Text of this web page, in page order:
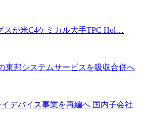
スが米C4ケミカル大手TPC Hol…
東邦システムサービスを吸収合併へ
デバイス事業を再編へ 国内子会社